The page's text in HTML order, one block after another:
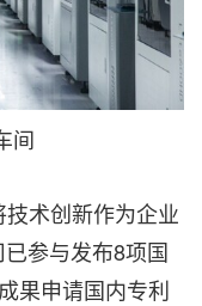
间
术创新作为企业
参与发布8项国
果申请国内专利